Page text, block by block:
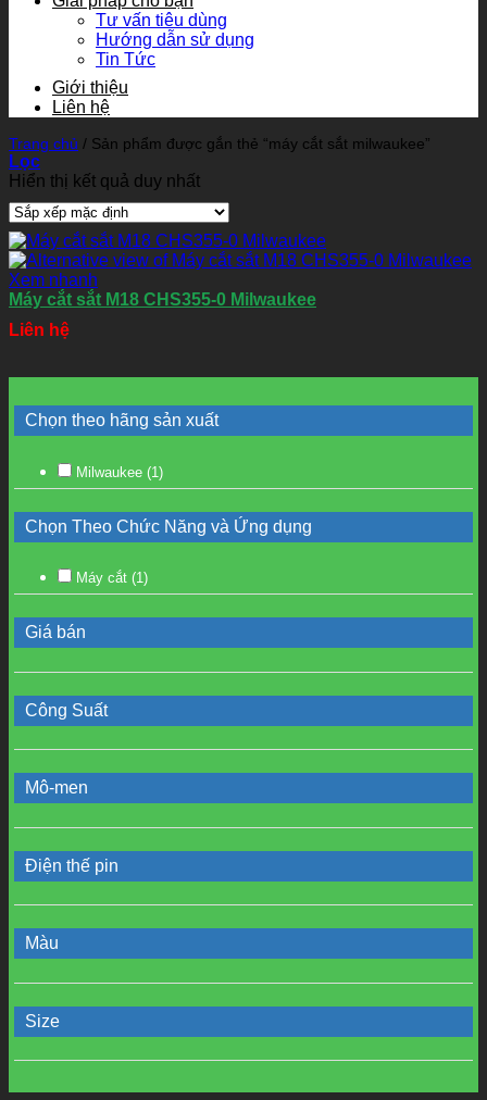
Tư vấn tiêu dùng
Hướng dẫn sử dụng
Tin Tức
Giới thiệu
Liên hệ
Trang chủ / Sản phẩm được gắn thẻ “máy cắt sắt milwaukee”
Lọc
Hiển thị kết quả duy nhất
Xem nhanh
Máy cắt sắt M18 CHS355-0 Milwaukee
Liên hệ
Chọn theo hãng sản xuất
Milwaukee (1)
Chọn Theo Chức Năng và Ứng dụng
Máy cắt (1)
Giá bán
Công Suất
Mô-men
Điện thế pin
Màu
Size